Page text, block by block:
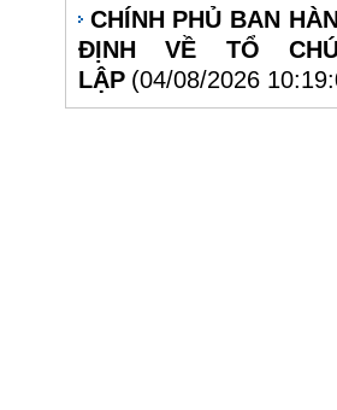
CHÍNH PHỦ BAN
ĐỊNH VỀ TỔ
LẬP (04/08/2026